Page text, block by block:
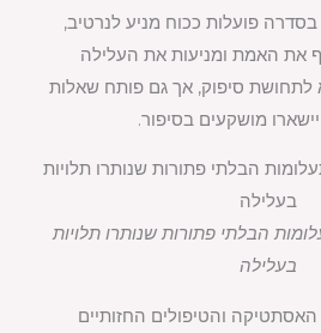
פועלות ככוח מניע לנרטיב,
את האמת ומניעות את העלילה
לתחושת סיפוק, אך גם פותח שאלות
מושקעים בסיפור.
הבלתי פתורות שנותרו תלויות
בעלילה